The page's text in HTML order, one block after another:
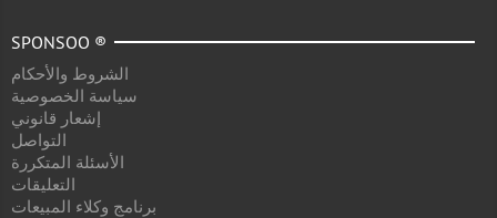
SPONSOO ®
الشروط والأحكام
سياسة الخصوصية
إشعار قانوني
التواصل
الأسئلة المتكررة
التعليقات
برنامج وكلاء المبيعات